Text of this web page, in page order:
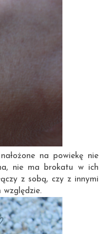
na powiekę nie
nie ma brokatu w ich
z sobą, czy z innymi